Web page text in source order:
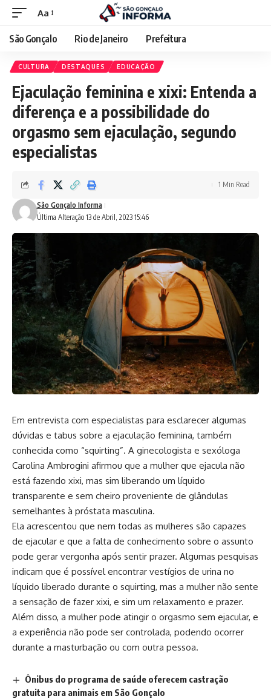
Aa
São Gonçalo Rio de Janeiro Prefeitura
CULTURA DESTAQUES EDUCAÇÃO
Ejaculação feminina e xixi: Entenda a
diferença e a possibilidade do
orgasmo sem ejaculação, segundo
especialistas
Última Alteração 13 de Abril, 2023 15:46
São Gonçalo Informa
1 Min Read
Em entrevista com especialistas para esclarecer algumas
dúvidas e tabus sobre a ejaculação feminina, também
conhecida como “squirting”. A ginecologista e sexóloga
Carolina Ambrogini afirmou que a mulher que ejacula não
está fazendo xixi, mas sim liberando um líquido
transparente e sem cheiro proveniente de glândulas
semelhantes à próstata masculina.
Ela acrescentou que nem todas as mulheres são capazes
de ejacular e que a falta de conhecimento sobre o assunto
pode gerar vergonha após sentir prazer. Algumas pesquisas
indicam que é possível encontrar vestígios de urina no
líquido liberado durante o squirting, mas a mulher não sente
a sensação de fazer xixi, e sim um relaxamento e prazer.
Além disso, a mulher pode atingir o orgasmo sem ejacular, e
a experiência não pode ser controlada, podendo ocorrer
durante a masturbação ou com outra pessoa.
Ônibus do programa de saúde oferecem castração
gratuita para animais em São Gonçalo